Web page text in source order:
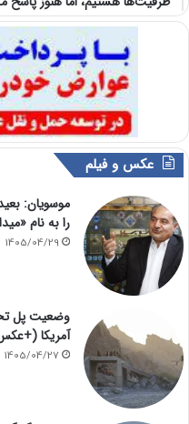
عکس و فیلم
موسویان:
را به نام
1405/04/29
وضعیت پل
آمریکا
1405/04/27